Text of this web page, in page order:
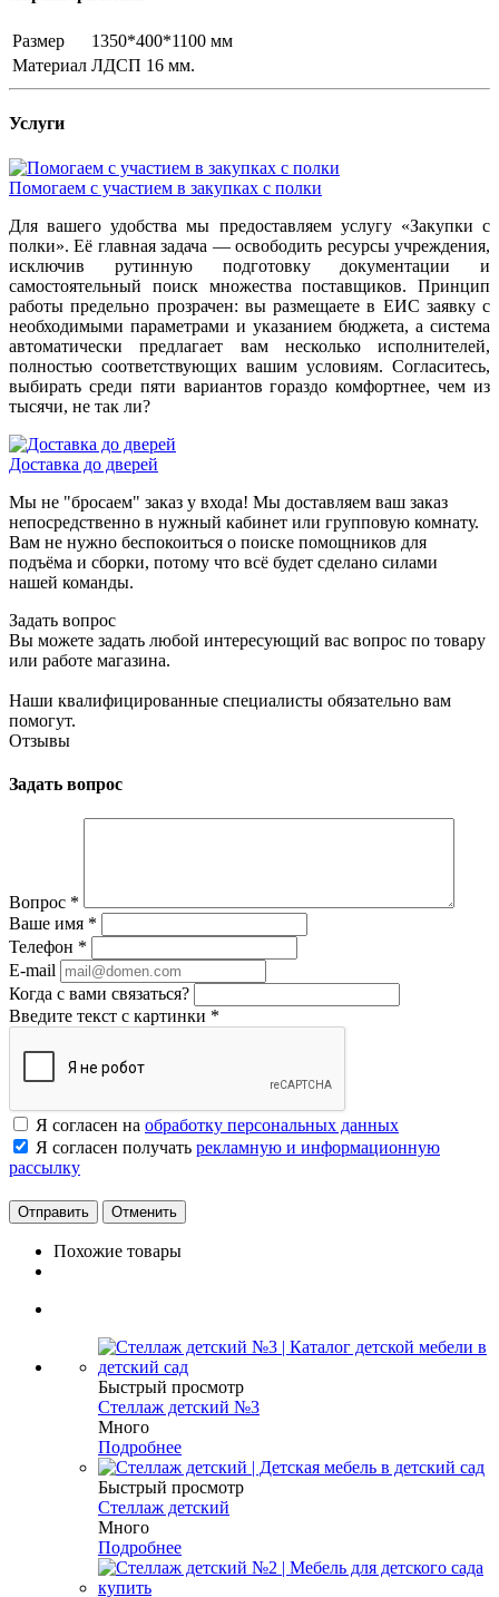
Размер
1350*400*1100 мм
Материал ЛДСП 16 мм.
Услуги
Помогаем с участием в закупках с полки
Для вашего удобства мы предоставляем услугу «Закупки с
полки». Её главная задача — освободить ресурсы учреждения,
исключив рутинную подготовку документации и
самостоятельный поиск множества поставщиков. Принцип
работы предельно прозрачен: вы размещаете в ЕИС заявку с
необходимыми параметрами и указанием бюджета, а система
автоматически предлагает вам несколько исполнителей,
полностью соответствующих вашим условиям. Согласитесь,
выбирать среди пяти вариантов гораздо комфортнее, чем из
тысячи, не так ли?
Доставка до дверей
Мы не "бросаем" заказ у входа! Мы доставляем ваш заказ
непосредственно в нужный кабинет или групповую комнату.
Вам не нужно беспокоиться о поиске помощников для
подъёма и сборки, потому что всё будет сделано силами
нашей команды.
Задать вопрос
Вы можете задать любой интересующий вас вопрос по товару
или работе магазина.
Наши квалифицированные специалисты обязательно вам
помогут.
Отзывы
Задать вопрос
Вопрос *
Ваше имя *
Телефон *
E-mail
Когда с вами связаться?
Введите текст с картинки *
Я согласен на обработку персональных данных
Я согласен получать рекламную и информационную
рассылку
Отменить
Похожие товары
Быстрый просмотр
Стеллаж детский №3
Много
Подробнее
Быстрый просмотр
Стеллаж детский
Много
Подробнее